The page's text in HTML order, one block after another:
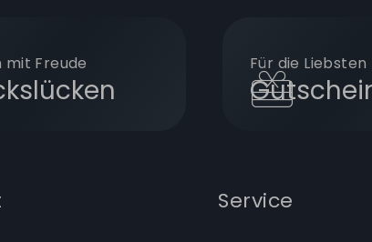
mit Freude Für die Liebsten
Service